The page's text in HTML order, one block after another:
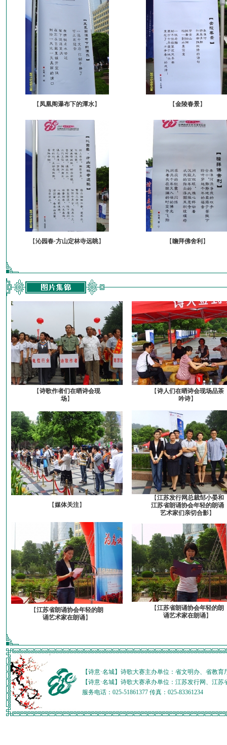
【 凤凰阁瀑布下的潭水】 【金陵春景】
【沁园春·方山定林寺远眺】 【 瞻拜佛舍利 】
【诗歌作者们在晒诗会现
场】
【诗人们在晒诗会现场品茶
吟诗】
【媒体关注】
【江苏发行网总裁邹小晏和
江苏省朗诵协会年轻的朗诵
艺术家们亲切合影】
【江苏省朗诵协会年轻的朗
诵艺术家在朗诵】
【江苏省朗诵协会年轻的朗
诵艺术家在朗诵】
【诗意·名城】诗歌大赛主办单位：省文明办、省教
【诗意·名城】诗歌大赛承办单位：江苏发行网、江
服务电话：025-51861377 传真：025-83361234